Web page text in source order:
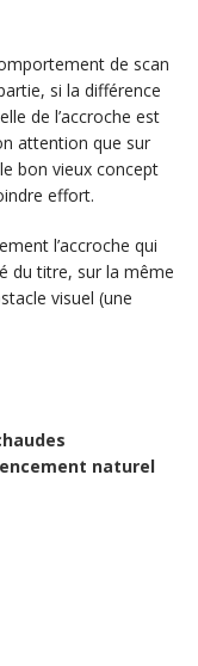
de scan
si la différence
de l’accroche est
attention que sur
bon vieux concept
effort.
l’accroche qui
du titre, sur la même
visuel (une
naturel